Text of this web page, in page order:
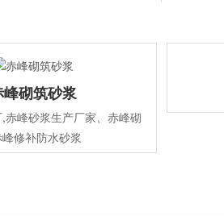
峰砌筑砂浆
赤峰砂浆生产厂家、赤峰砌
修补防水砂浆